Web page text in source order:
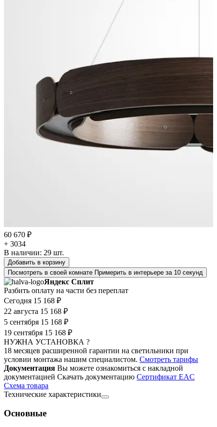
60 670 ₽
+ 3034
В наличии: 29 шт.
Добавить в корзину
Посмотреть в своей комнате Примерить в интерьере за 10 секунд
Яндекс Сплит
Разбить оплату на части без переплат
Сегодня 15 168 ₽
22 августа 15 168 ₽
5 сентября 15 168 ₽
19 сентября 15 168 ₽
НУЖНА УСТАНОВКА ?
18 месяцев расширенной гарантии на светильники при
условии монтажа нашим специалистом. Смотреть тарифы
Документация Вы можете ознакомиться с накладной
документацией Скачать документацию Cертификат EAC
Cхема товара
Технические характеристики
Основные